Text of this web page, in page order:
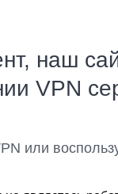
наш
VPN
или